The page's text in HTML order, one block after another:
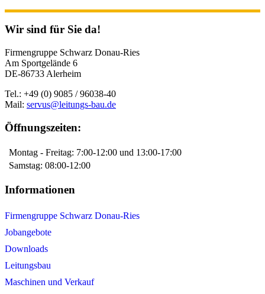
Wir sind für Sie da!
Firmengruppe Schwarz Donau-Ries
Am Sportgelände 6
DE-86733 Alerheim
Tel.: +49 (0) 9085 / 96038-40
Mail: servus@leitungs-bau.de
Öffnungszeiten:
Montag - Freitag: 7:00-12:00 und 13:00-17:00
Samstag: 08:00-12:00
Informationen
Firmengruppe Schwarz Donau-Ries
Jobangebote
Downloads
Leitungsbau
Maschinen und Verkauf